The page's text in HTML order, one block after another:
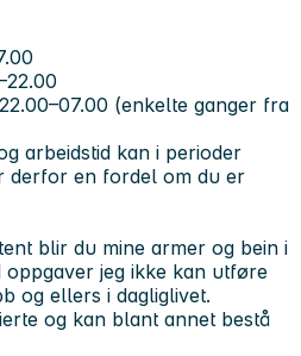
(enkelte ganger fra
arbeidstid kan i perioder
derfor en fordel om du er
blir du mine armer og bein i
oppgaver jeg ikke kan utføre
og ellers i dagliglivet.
og kan blant annet bestå